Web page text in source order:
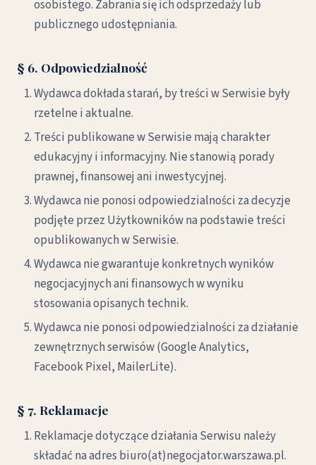
osobistego. Zabrania się ich odsprzedaży lub
publicznego udostępniania.
§ 6. Odpowiedzialność
Wydawca dokłada starań, by treści w Serwisie były
rzetelne i aktualne.
Treści publikowane w Serwisie mają charakter
edukacyjny i informacyjny. Nie stanowią porady
prawnej, finansowej ani inwestycyjnej.
Wydawca nie ponosi odpowiedzialności za decyzje
podjęte przez Użytkowników na podstawie treści
opublikowanych w Serwisie.
Wydawca nie gwarantuje konkretnych wyników
negocjacyjnych ani finansowych w wyniku
stosowania opisanych technik.
Wydawca nie ponosi odpowiedzialności za działanie
zewnętrznych serwisów (Google Analytics,
Facebook Pixel, MailerLite).
§ 7. Reklamacje
Reklamacje dotyczące działania Serwisu należy
składać na adres biuro(at)negocjator.warszawa.pl.